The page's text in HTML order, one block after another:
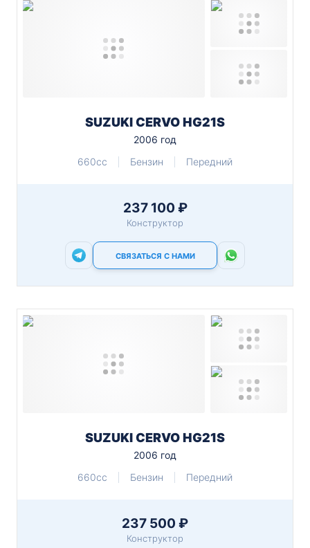
SUZUKI CERVO HG21S
2006 год
660cc
Бензин Передний
237 100 ₽
Конструктор
СВЯЗАТЬСЯ С НАМИ
SUZUKI CERVO HG21S
2006 год
660cc
Бензин Передний
237 500 ₽
Конструктор